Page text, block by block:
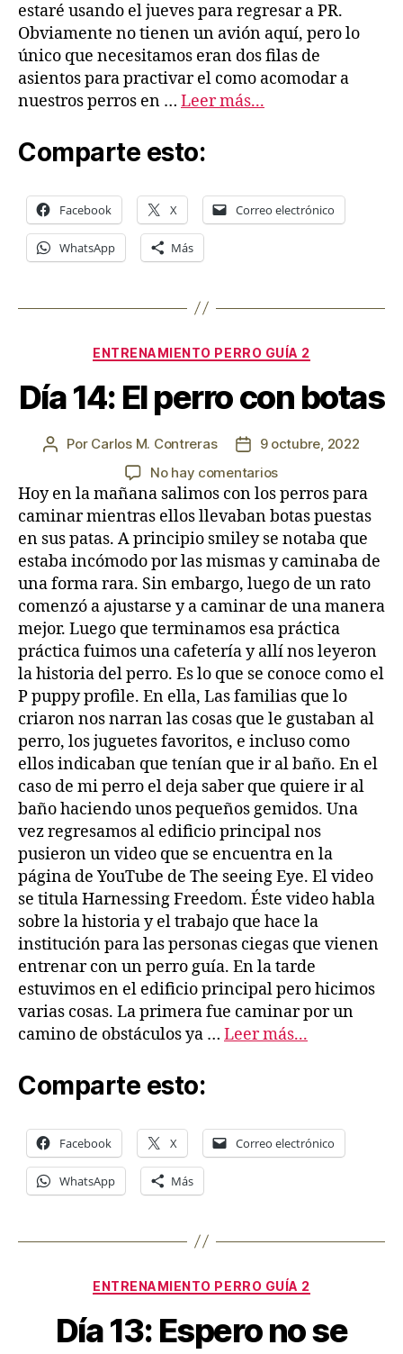
estaré usando el jueves para regresar a PR.
Obviamente no tienen un avión aquí, pero lo
único que necesitamos eran dos filas de
asientos para practivar el como acomodar a
nuestros perros en … Leer más...
Comparte esto:
Facebook X Correo electrónico
WhatsApp Más
Categorías
ENTRENAMIENTO PERRO GUÍA 2
Día 14: El perro con botas
Autor
entrada
Por Carlos M. Contreras
Fecha
de
entrada
9 octubre, 2022
No hay comentariosen
Día
14:
El
con
botas
Hoy en la mañana salimos con los perros para
caminar mientras ellos llevaban botas puestas
en sus patas. A principio smiley se notaba que
estaba incómodo por las mismas y caminaba de
una forma rara. Sin embargo, luego de un rato
comenzó a ajustarse y a caminar de una manera
mejor. Luego que terminamos esa práctica
práctica fuimos una cafetería y allí nos leyeron
la historia del perro. Es lo que se conoce como el
P puppy profile. En ella, Las familias que lo
criaron nos narran las cosas que le gustaban al
perro, los juguetes favoritos, e incluso como
ellos indicaban que tenían que ir al baño. En el
caso de mi perro el deja saber que quiere ir al
baño haciendo unos pequeños gemidos. Una
vez regresamos al edificio principal nos
pusieron un video que se encuentra en la
página de YouTube de The seeing Eye. El video
se titula Harnessing Freedom. Éste video habla
sobre la historia y el trabajo que hace la
institución para las personas ciegas que vienen
entrenar con un perro guía. En la tarde
estuvimos en el edificio principal pero hicimos
varias cosas. La primera fue caminar por un
camino de obstáculos ya … Leer más...
Comparte esto:
Facebook X Correo electrónico
WhatsApp Más
Categorías
ENTRENAMIENTO PERRO GUÍA 2
Día 13: Espero no se